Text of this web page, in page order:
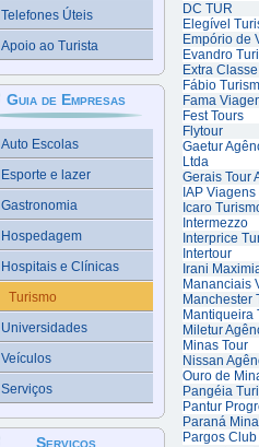
Telefones Úteis
Apoio ao Turista
Guia de Empresas
Auto Escolas
Esporte e lazer
Gastronomia
Hospedagem
Hospitais e Clínicas
Turismo
Universidades
Veículos
Serviços
Serviços
DC TUR
Elegível
Empório de
Evandro
Extra
Fábio
Fama
Fest Tours
Flytour
Gaetur
Ltda
Gerais Tour
IAP
Icaro
Intermezzo
Interprice
Intertour
Irani
Mananciais
Manchester
Mantiqueira
Miletur
Minas Tour
Nissan
Ouro de
Pangéia
Pantur
Paraná
Pargos Club